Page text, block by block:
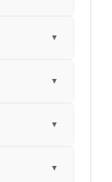
▼
▼
▼
▼